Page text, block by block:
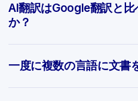
AI翻訳はGoogle翻訳と
か？
一度に複数の言語に文書